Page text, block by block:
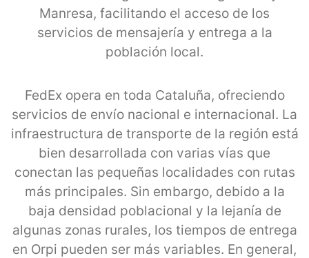
Manresa, facilitando el acceso de los
servicios de mensajería y entrega a la
población local.
FedEx opera en toda Cataluña, ofreciendo
servicios de envío nacional e internacional. La
infraestructura de transporte de la región está
bien desarrollada con varias vías que
conectan las pequeñas localidades con rutas
más principales. Sin embargo, debido a la
baja densidad poblacional y la lejanía de
algunas zonas rurales, los tiempos de entrega
en Orpi pueden ser más variables. En general,